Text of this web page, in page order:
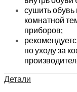
сушить
комнатной
приборов;
по уходу за
Детали